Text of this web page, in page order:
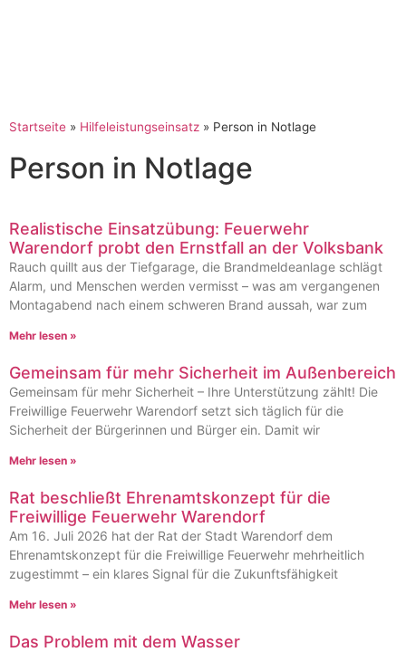
Startseite » Hilfeleistungseinsatz » Person in Notlage
Person in Notlage
Realistische Einsatzübung: Feuerwehr
Warendorf probt den Ernstfall an der Volksbank
Rauch quillt aus der Tiefgarage, die Brandmeldeanlage schlägt
Alarm, und Menschen werden vermisst – was am vergangenen
Montagabend nach einem schweren Brand aussah, war zum
Mehr lesen »
Gemeinsam für mehr Sicherheit im Außenbereich
Gemeinsam für mehr Sicherheit – Ihre Unterstützung zählt! Die
Freiwillige Feuerwehr Warendorf setzt sich täglich für die
Sicherheit der Bürgerinnen und Bürger ein. Damit wir
Mehr lesen »
Rat beschließt Ehrenamtskonzept für die
Freiwillige Feuerwehr Warendorf
Am 16. Juli 2026 hat der Rat der Stadt Warendorf dem
Ehrenamtskonzept für die Freiwillige Feuerwehr mehrheitlich
zugestimmt – ein klares Signal für die Zukunftsfähigkeit
Mehr lesen »
Das Problem mit dem Wasser